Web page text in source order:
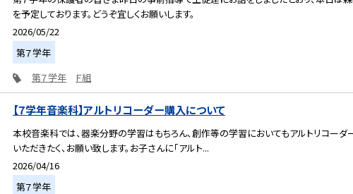
を予定しております。どうぞ宜しくお願いします。
2026/05/22
第７学年
第７学年
Ｆ組
【７学年音楽科】アルトリコーダー購入について
本校音楽科では、器楽分野の学習はもちろん、創作等の学習においてもアルトリコーダ
いただきたく、お願い致します。お子さんに「アルト...
2026/04/16
第７学年